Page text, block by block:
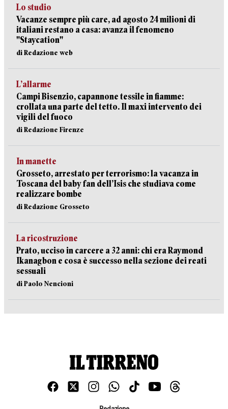
Lo studio
Vacanze sempre più care, ad agosto 24 milioni di
italiani restano a casa: avanza il fenomeno
"Staycation"
di Redazione web
L’allarme
Campi Bisenzio, capannone tessile in fiamme:
crollata una parte del tetto. Il maxi intervento dei
vigili del fuoco
di Redazione Firenze
In manette
Grosseto, arrestato per terrorismo: la vacanza in
Toscana del baby fan dell’Isis che studiava come
realizzare bombe
di Redazione Grosseto
La ricostruzione
Prato, ucciso in carcere a 32 anni: chi era Raymond
Ikanagbon e cosa è successo nella sezione dei reati
sessuali
di Paolo Nencioni